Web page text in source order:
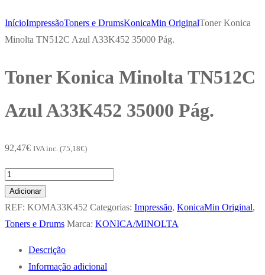
InícioImpressãoToners e DrumsKonicaMin OriginalToner Konica
Minolta TN512C Azul A33K452 35000 Pág.
Toner Konica Minolta TN512C
Azul A33K452 35000 Pág.
92,47€ IVA inc. (75,18€)
Quantidade
de
Toner
Konica
TN512C
Adicionar
REF: KOMA33K452 Categorias: Impressão, KonicaMin Original,
Toners e Drums Marca: KONICA/MINOLTA
Descrição
Informação adicional